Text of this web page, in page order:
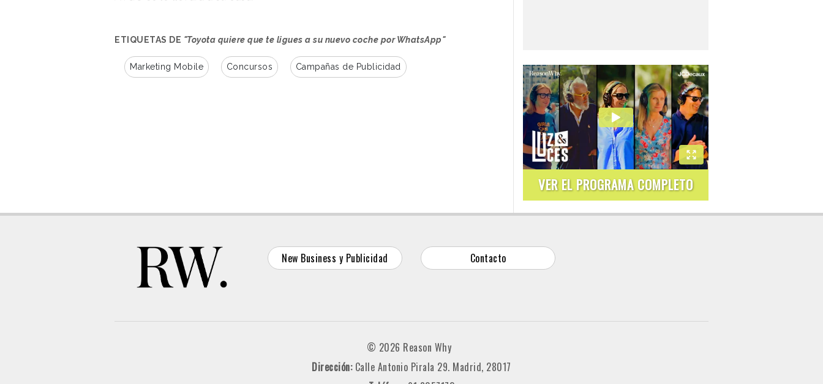
ETIQUETAS DE "Toyota quiere que te ligues a su nuevo coche por WhatsApp"
Marketing Mobile Concursos Campañas de Publicidad
VER EL PROGRAMA COMPLETO
New Business y Publicidad Contacto
© 2026 Reason Why
Dirección: Calle Antonio Pirala 29. Madrid, 28017